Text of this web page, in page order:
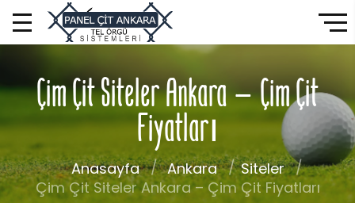
Çim Çit Siteler Ankara – Çim Çit
Fiyatları
Anasayfa Ankara
Siteler
Çim Çit Siteler Ankara – Çim Çit Fiyatları